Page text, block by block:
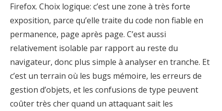
Firefox. Choix logique: c’est une zone à très forte
exposition, parce qu’elle traite du code non fiable en
permanence, page après page. C’est aussi
relativement isolable par rapport au reste du
navigateur, donc plus simple à analyser en tranche. Et
c’est un terrain où les bugs mémoire, les erreurs de
gestion d’objets, et les confusions de type peuvent
coûter très cher quand un attaquant sait les